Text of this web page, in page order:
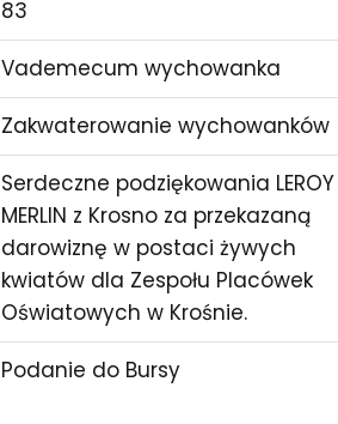
83
Vademecum wychowanka
Zakwaterowanie wychowanków
Serdeczne podziękowania LEROY
MERLIN z Krosno za przekazaną
darowiznę w postaci żywych
kwiatów dla Zespołu Placówek
Oświatowych w Krośnie.
Podanie do Bursy